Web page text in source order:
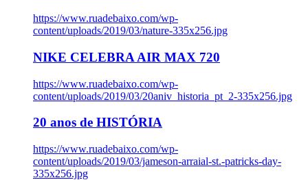
https://www.ruadebaixo.com/wp-
content/uploads/2019/03/nature-335x256.jpg
NIKE CELEBRA AIR MAX 720
https://www.ruadebaixo.com/wp-
content/uploads/2019/03/20aniv_historia_pt_2-335x256.jpg
20 anos de HISTÓRIA
https://www.ruadebaixo.com/wp-
content/uploads/2019/03/jameson-arraial-st.-patricks-day-
335x256.jpg